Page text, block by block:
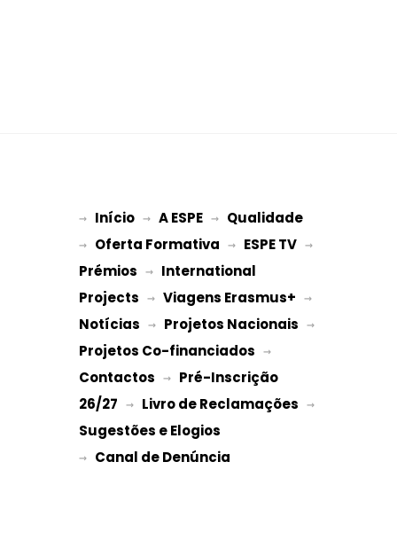
→ Início → A ESPE → Qualidade
→ Oferta Formativa → ESPE TV
Prémios → International
Projects → Viagens Erasmus+
Notícias → Projetos Nacionais
Projetos Co-financiados
Contactos → Pré-Inscrição
26/27 → Livro de Reclamações
Sugestões e Elogios
→